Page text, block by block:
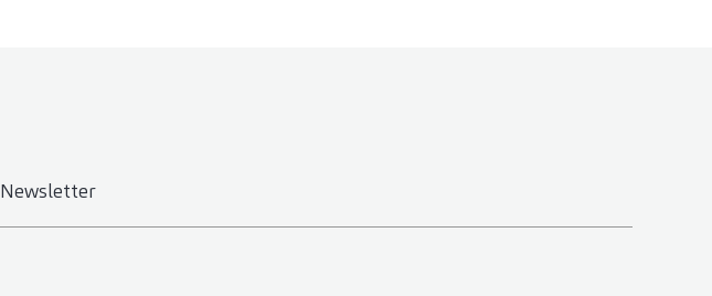
Newsletter